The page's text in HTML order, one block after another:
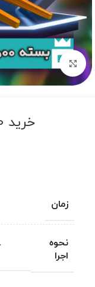
برای بزرگنمایی
خرید 6500 جم کلش رویال
زمان
نحوه
اجرا